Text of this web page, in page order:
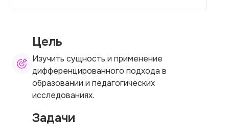
Цель
Изучить сущность и применение
дифференцированного подхода в
образовании и педагогических
исследованиях.
Задачи